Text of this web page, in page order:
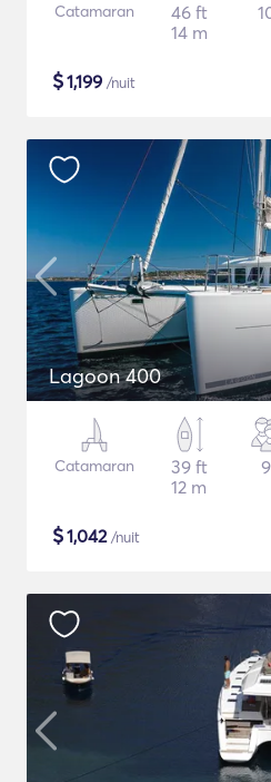
Catamaran
46 ft
14 m
$1,199 /nuit
Lagoon 400
Catamaran
39 ft
12 m
9
$1,042/nuit